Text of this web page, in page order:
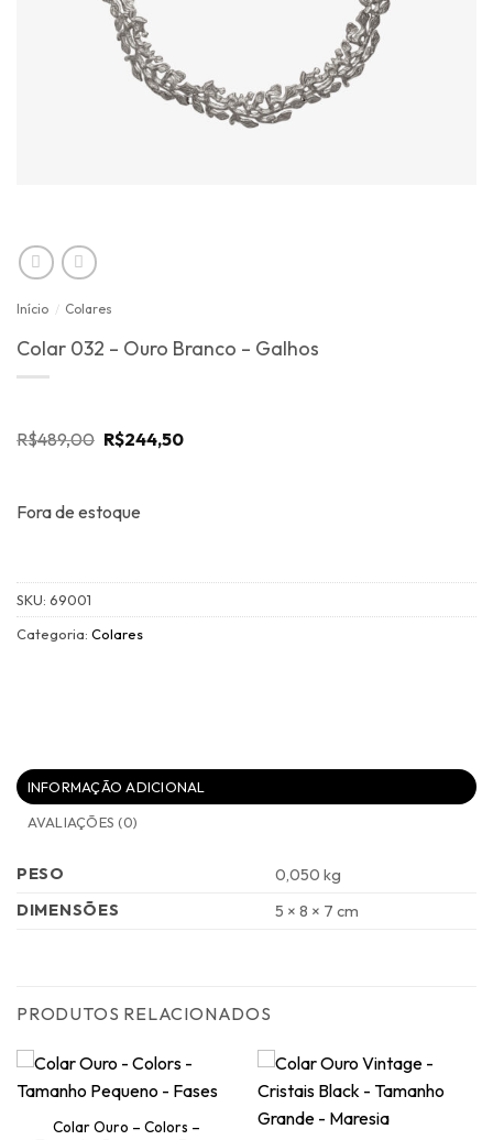
Início / Colares
Colar 032 – Ouro Branco – Galhos
R$489,00 O
R$489,00.
R$244,50O
Fora de estoque
SKU: 69001
Categoria: Colares
INFORMAÇÃO ADICIONAL
AVALIAÇÕES (0)
PESO
0,050 kg
DIMENSÕES
5 × 8 × 7 cm
PRODUTOS RELACIONADOS
Colar Ouro – Colors –